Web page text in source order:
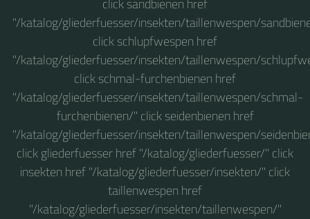
"/katalog/gliederfuesser/insekten/taillenwespen/
click schlupfwespen href
"/katalog/gliederfuesser/insekten/taillenwespen/
click schmal-furchenbienen href
"/katalog/gliederfuesser/insekten/taillenwespen/schmal-
furchenbienen/" click seidenbienen href
"/katalog/gliederfuesser/insekten/taillenwespen/
click gliederfuesser href "/katalog/gliederfuesser/" click
insekten href "/katalog/gliederfuesser/insekten/" click
taillenwespen href
"/katalog/gliederfuesser/insekten/taillenwespen/"